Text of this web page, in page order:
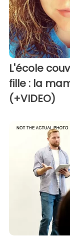
L'école
fille : la
(+VIDEO)